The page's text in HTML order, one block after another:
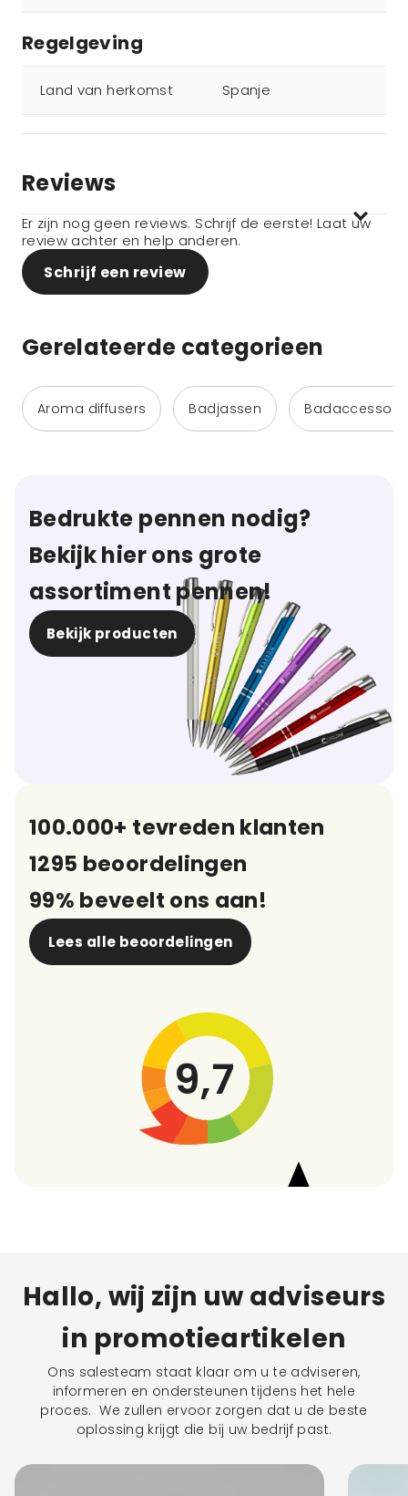
Regelgeving
Land van herkomst Spanje
Reviews
Er zijn nog geen reviews. Schrijf de eerste! Laat uw
review achter en help anderen.
Schrijf een review
Gerelateerde categorieen
Aroma diffusers Badjassen
Bedrukte pennen nodig?
Bekijk hier ons grote
assortiment pennen!
Bekijk producten
100.000+ tevreden klanten
1295 beoordelingen
99% beveelt ons aan!
Lees alle beoordelingen
9,7
Hallo, wij zijn uw adviseurs
in promotieartikelen
Ons salesteam staat klaar om u te adviseren,
informeren en ondersteunen tijdens het hele
proces. We zullen ervoor zorgen dat u de beste
oplossing krijgt die bij uw bedrijf past.